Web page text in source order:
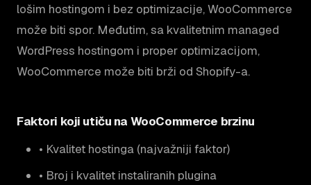
lošim hostingom i bez optimizacije, WooCommerce
može biti spor. Međutim, sa kvalitetnim managed
WordPress hostingom i proper optimizacijom,
WooCommerce može biti brži od Shopify-a.
Faktori koji utiču na WooCommerce brzinu
• Kvalitet hostinga (najvažniji faktor)
• Broj i kvalitet instaliranih plugina